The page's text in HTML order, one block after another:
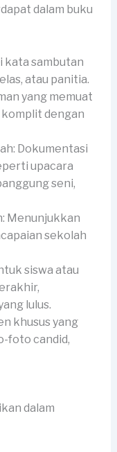
dalam buku
kata sambutan
atau panitia.
yang memuat
dengan
Dokumentasi
upacara
seni,
Menunjukkan
sekolah
siswa atau
lulus.
khusus yang
foto candid,
dalam